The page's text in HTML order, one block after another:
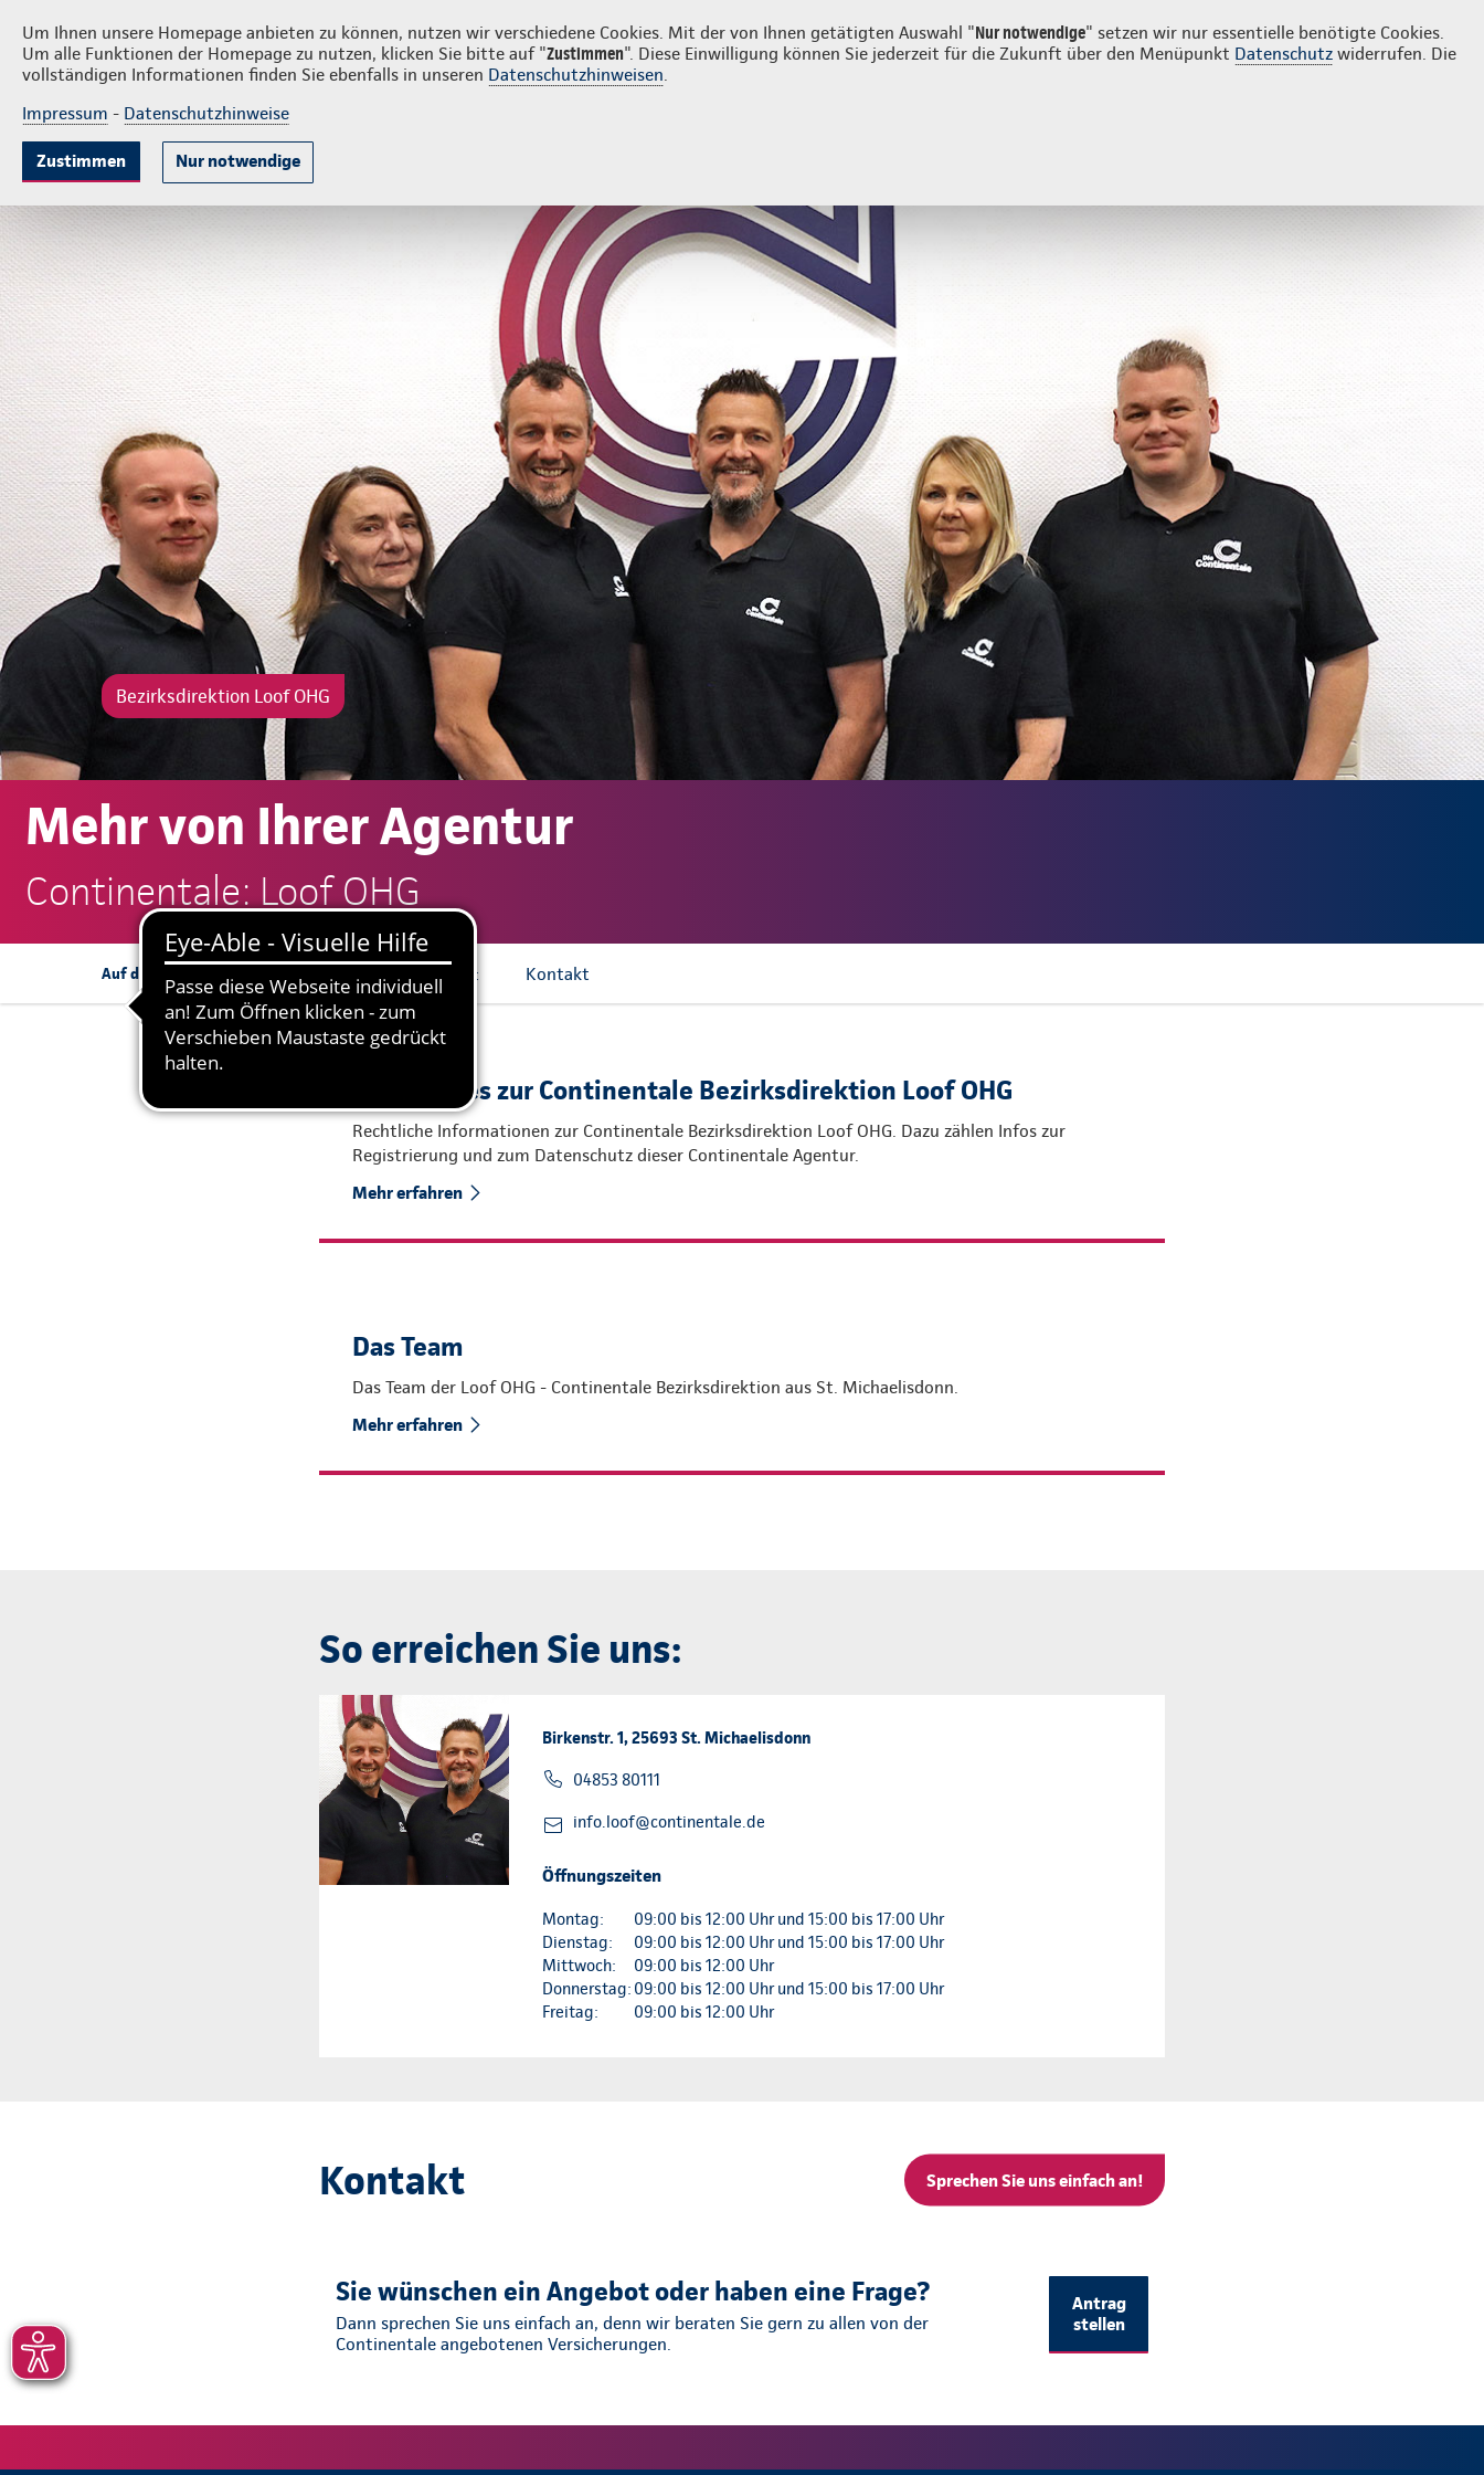
Um Ihnen unsere Homepage anbieten zu können, nutzen wir verschiedene Cookies. Mit der von Ihnen getätigten Auswahl "Nur notwendige" setzen wir nur essentielle benötigte Cookies.
Um alle Funktionen der Homepage zu nutzen, klicken Sie bitte auf "Zustimmen". Diese Einwilligung können Sie jederzeit für die Zukunft über den Menüpunkt Datenschutz widerrufen. Die
vollständigen Informationen finden Sie ebenfalls in unseren Datenschutzhinweisen.
Impressum - Datenschutzhinweise
Zustimmen Nur notwendige
Loof OHG PrivatkundenFirmenkunden Login Kontakt 04853 80111
KrankenversicherungLebensversicherung
Bezirksdirektion Loof OHG Privatkunden
Bezirksdirektion Loof OHG
Mehr von Ihrer Agentur
Continentale: Loof OHG
Auf dieser Seite: So erreichen Sie uns: Kontakt
Rechtliches zur Continentale Bezirksdirektion Loof OHG
Rechtliche Informationen zur Continentale Bezirksdirektion Loof OHG. Dazu zählen Infos zur
Registrierung und zum Datenschutz dieser Continentale Agentur.
Mehr erfahren
Das Team
Das Team der Loof OHG - Continentale Bezirksdirektion aus St. Michaelisdonn.
Mehr erfahren
So erreichen Sie uns:
Birkenstr. 1, 25693 St. Michaelisdonn
04853 80111
info.loof@continentale.de
Öffnungszeiten
Montag:
09:00 bis 12:00 Uhr und 15:00 bis 17:00 Uhr
Dienstag:
09:00 bis 12:00 Uhr und 15:00 bis 17:00 Uhr
Mittwoch:
09:00 bis 12:00 Uhr
Donnerstag:09:00 bis 12:00 Uhr und 15:00 bis 17:00 Uhr
Freitag:
09:00 bis 12:00 Uhr
Kontakt Sprechen Sie uns einfach an!
Sie wünschen ein Angebot oder haben eine Frage?
Dann sprechen Sie uns einfach an, denn wir beraten Sie gern zu allen von der
Continentale angebotenen Versicherungen.
Antrag
stellen